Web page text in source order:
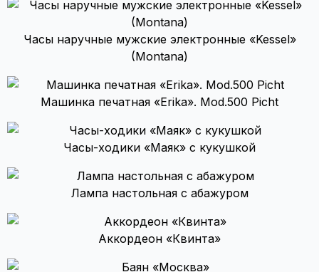
Часы наручные мужские электронные «Kessel»
(Montana)
Машинка печатная «Erika». Mod.500 Picht
Часы-ходики «Маяк» с кукушкой
Лампа настольная с абажуром
Аккордеон «Квинта»